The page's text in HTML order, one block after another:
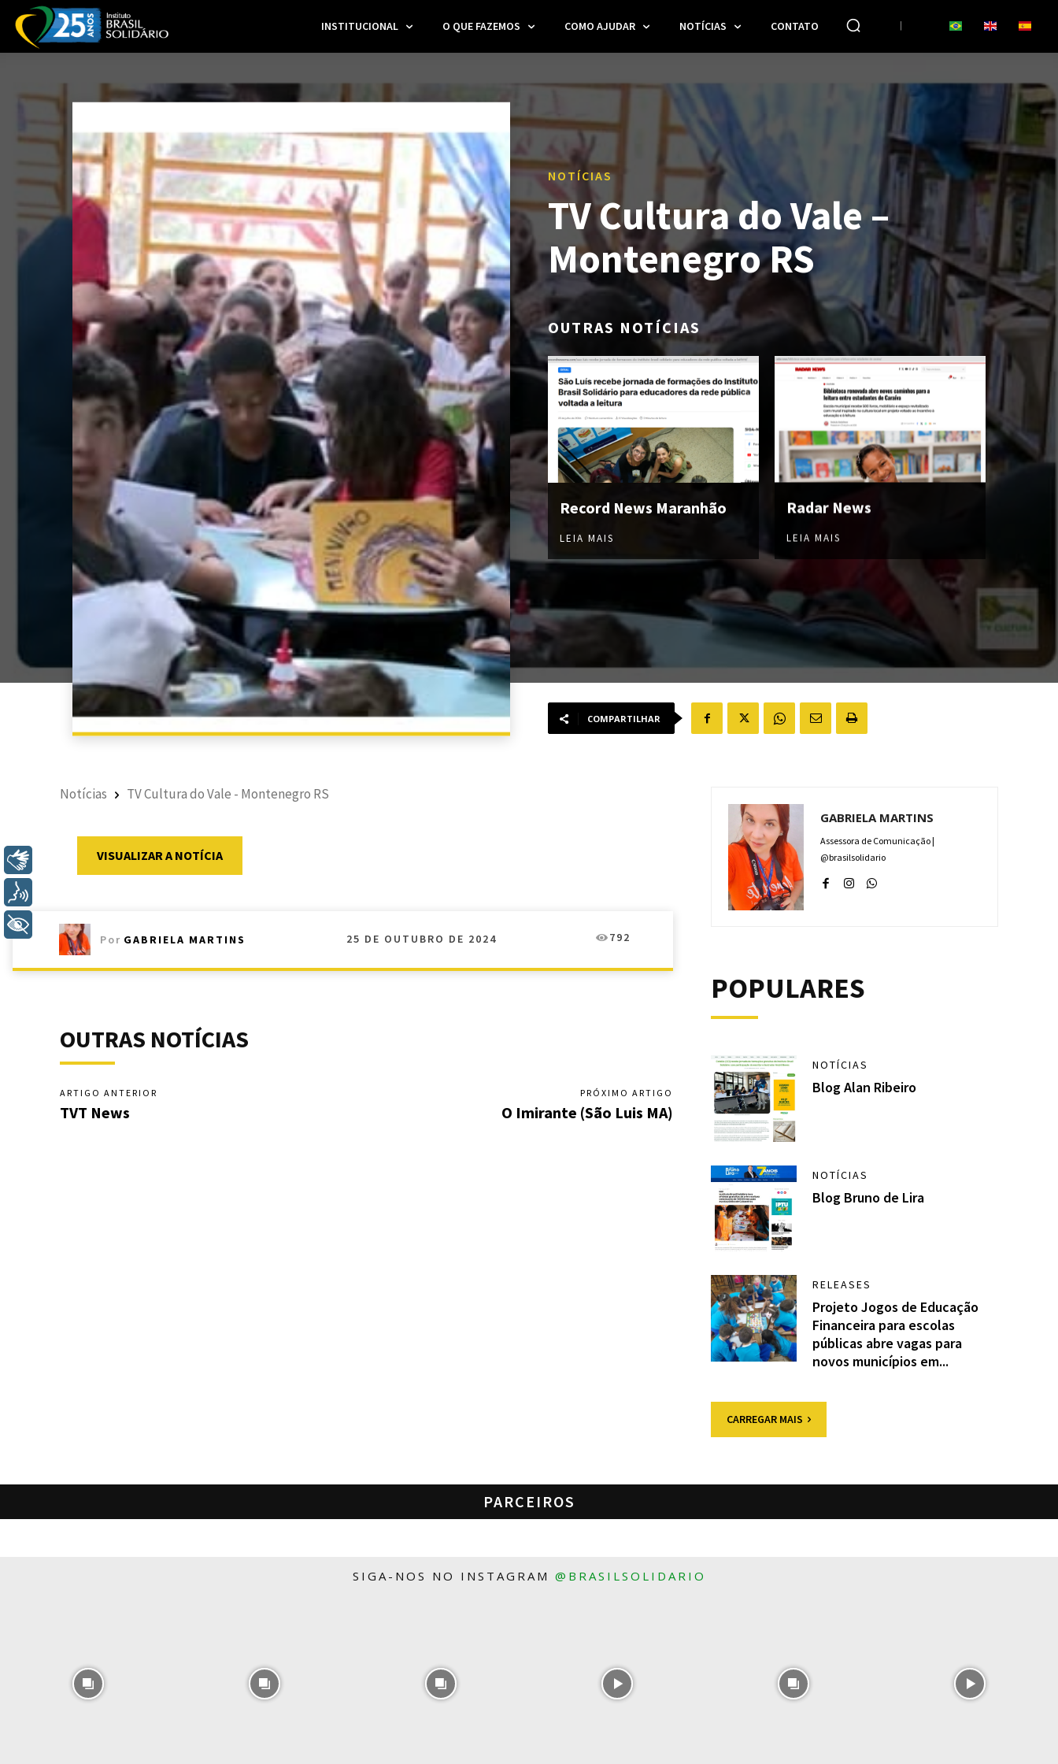
INSTITUCIONAL O QUE FAZEMOS COMO AJUDAR NOTÍCIAS CONTATO
NOTÍCIAS
TV Cultura do Vale –
Montenegro RS
OUTRAS NOTÍCIAS
Record News Maranhão
LEIA MAIS
Radar News
LEIA MAIS
COMPARTILHAR
Notícias TV Cultura do Vale - Montenegro RS
VISUALIZAR A NOTÍCIA
Por GABRIELA MARTINS 25 DE OUTUBRO DE 2024 792
OUTRAS NOTÍCIAS
ARTIGO ANTERIOR
TVT News
PRÓXIMO ARTIGO
O Imirante (São Luis MA)
GABRIELA MARTINS
Assessora de Comunicação |
@brasilsolidario
POPULARES
NOTÍCIAS
Blog Alan Ribeiro
NOTÍCIAS
Blog Bruno de Lira
RELEASES
Projeto Jogos de Educação
Financeira para escolas
públicas abre vagas para
novos municípios em...
CARREGAR MAIS
PARCEIROS
SIGA-NOS NO INSTAGRAM @BRASILSOLIDARIO
+ Acessibilidade